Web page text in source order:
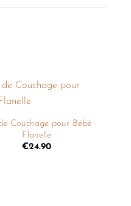
à la
Couchage pour Bébé
Flanelle
€24.90